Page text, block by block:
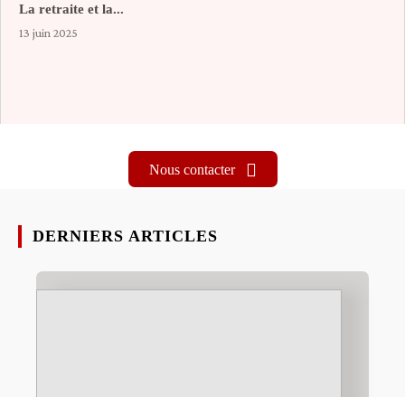
La retraite et la...
13 juin 2025
Nous contacter
DERNIERS ARTICLES